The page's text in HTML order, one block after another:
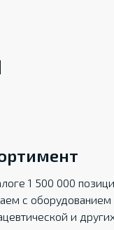
1 500 000
с
и